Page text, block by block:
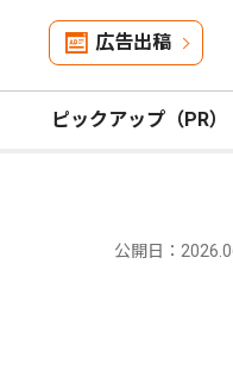
広告出稿
ピックアップ（PR）
公開日：